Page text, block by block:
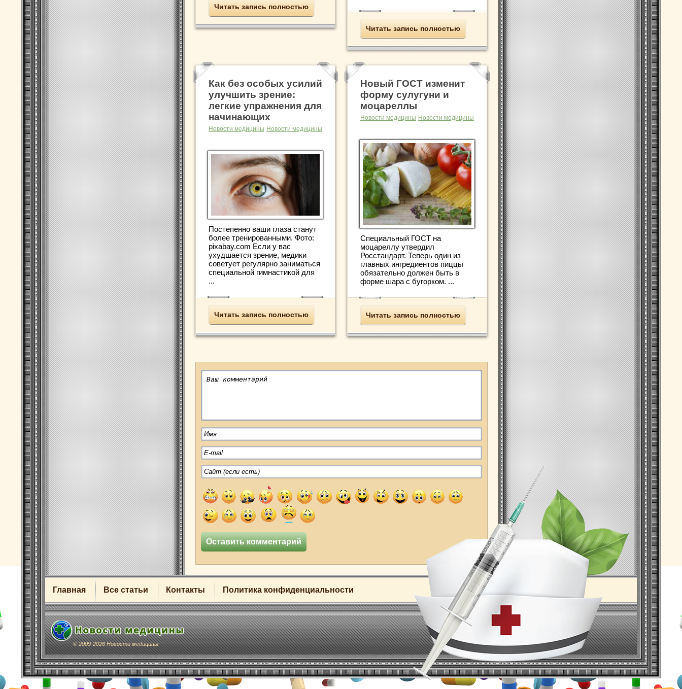
Читать запись полностью
Читать запись полностью
Как без особых усилий
улучшить зрение:
легкие упражнения для
начинающих
Новости медицины Новости медицины
Постепенно ваши глаза станут
более тренированными. Фото:
pixabay.com Если у вас
ухудшается зрение, медики
советует регулярно заниматься
специальной гимнастикой для
...
Читать запись полностью
Новый ГОСТ изменит
форму сулугуни и
моцареллы
Новости медицины Новости медицины
Специальный ГОСТ на
моцареллу утвердил
Росстандарт. Теперь один из
главных ингредиентов пиццы
обязательно должен быть в
форме шара с бугорком. ...
Читать запись полностью
Главная Все статьи Контакты Политика конфиденциальности
© 2009-2026 Новости медицины